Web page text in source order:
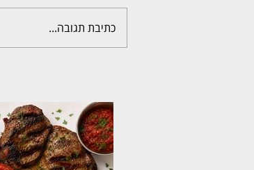
כתיבת תגובה...